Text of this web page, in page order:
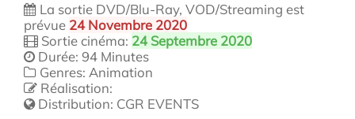
La sortie DVD/Blu-Ray, VOD/Streaming est
prévue 24 Novembre 2020
Sortie cinéma: 24 Septembre 2020
Durée: 94 Minutes
Genres: Animation
Réalisation:
Distribution: CGR EVENTS